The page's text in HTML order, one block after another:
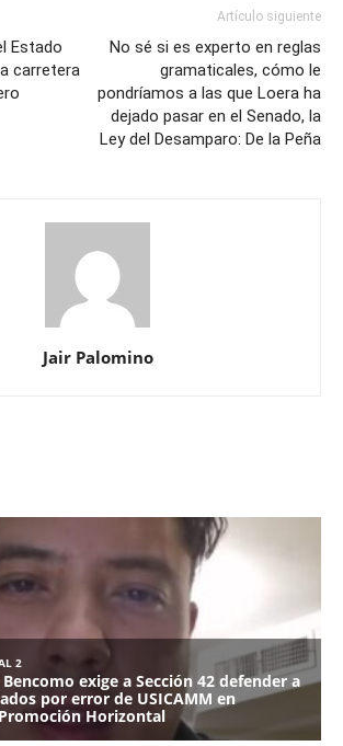
Estado
carretera
Artículo siguiente
No sé si es experto en reglas
gramaticales, cómo le
pondríamos a las que Loera ha
dejado pasar en el Senado, la
Ley del Desamparo: De la Peña
Jair Palomino